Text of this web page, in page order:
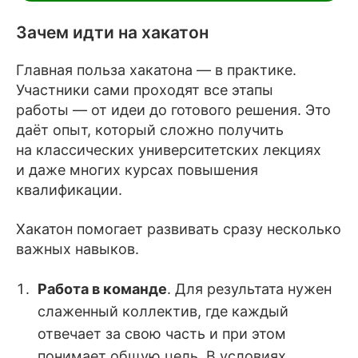
Зачем идти на хакатон
Главная польза хакатона — в практике.
Участники сами проходят все этапы
работы — от идеи до готового решения. Это
даёт опыт, который сложно получить
на классических университетских лекциях
и даже многих курсах повышения
квалификации.
Хакатон помогает развивать сразу несколько
важных навыков.
Работа в команде. Для результата нужен
слаженный коллектив, где каждый
отвечает за свою часть и при этом